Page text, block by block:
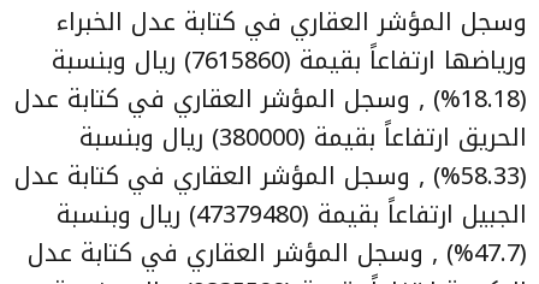
وسجل المؤشر العقاري في كتابة عدل الخبراء
ورياضها ارتفاعاً بقيمة (7615860) ريال وبنسبة
(18.18%) , وسجل المؤشر العقاري في كتابة عدل
الحريق ارتفاعاً بقيمة (380000) ريال وبنسبة
(58.33%) , وسجل المؤشر العقاري في كتابة عدل
الجبيل ارتفاعاً بقيمة (47379480) ريال وبنسبة
(47.7%) , وسجل المؤشر العقاري في كتابة عدل